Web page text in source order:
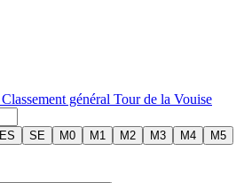
Classement général Tour de la Vouise
ES SE M0 M1 M2 M3 M4
M5